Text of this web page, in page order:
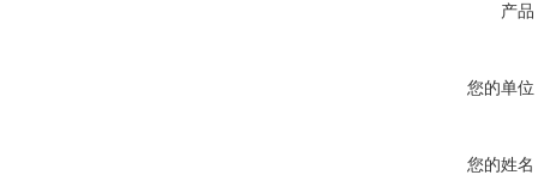
产品
您的单位
您的姓名